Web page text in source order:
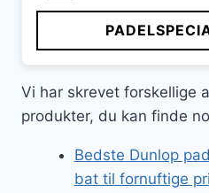
Vi har skrevet forskellige
produkter, du kan finde
Bedste Dunlop
bat til fornuftige